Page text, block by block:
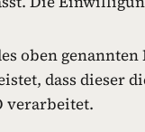
oben genannten
dass dieser
verarbeitet.